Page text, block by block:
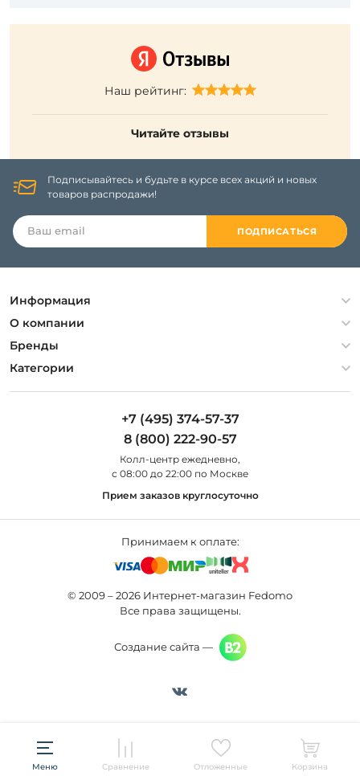
Наш рейтинг:
Читайте отзывы
Подписывайтесь и будьте в курсе всех акций и новых
товаров распродажи!
ПОДПИСАТЬСЯ
Информация
Политика конфиденциальности
Гарантия
Оплата и доставка
О компании
О компании
Контакты
Бренды
Artelamp
Категории
Люстры
Уличные светильники
+7 (495) 374-57-37
8 (800) 222-90-57
Колл-центр eжедневно,
с 08:00 до 22:00 по Москве
Прием заказов круглосуточно
Принимаем к оплате:
© 2009 – 2026 Интернет-магазин Fedomo
Все права защищены.
Создание сайта —
Меню Сравнение Отложенные Корзина